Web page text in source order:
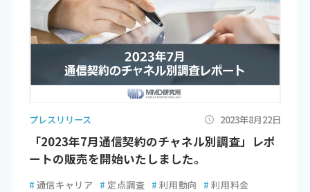
プレスリリース 2023年8月22日
「2023年7月通信契約のチャネル別調査」レポ
ートの販売を開始いたしました。
# 通信キャリア # 定点調査 # 利用動向 # 利用料金